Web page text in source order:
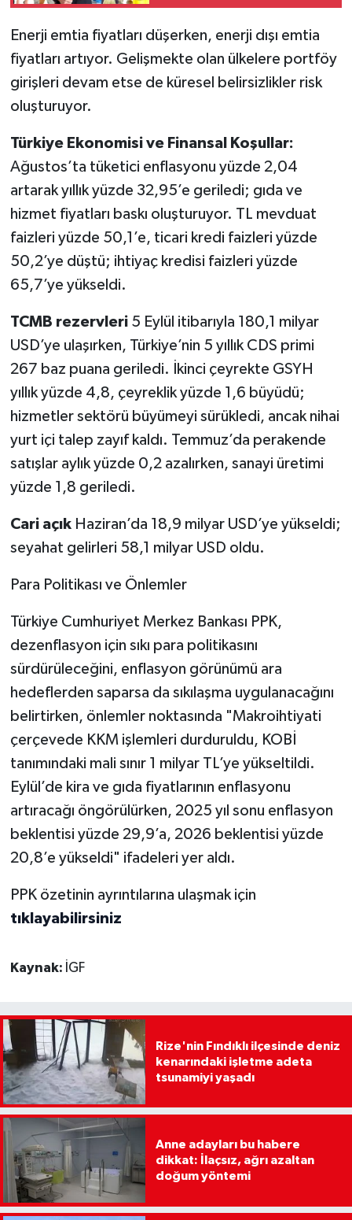
Enerji emtia fiyatları düşerken, enerji dışı emtia
fiyatları artıyor. Gelişmekte olan ülkelere portföy
girişleri devam etse de küresel belirsizlikler risk
oluşturuyor.
Türkiye Ekonomisi ve Finansal Koşullar:
Ağustos’ta tüketici enflasyonu yüzde 2,04
artarak yıllık yüzde 32,95’e geriledi; gıda ve
hizmet fiyatları baskı oluşturuyor. TL mevduat
faizleri yüzde 50,1’e, ticari kredi faizleri yüzde
50,2’ye düştü; ihtiyaç kredisi faizleri yüzde
65,7’ye yükseldi.
TCMB rezervleri 5 Eylül itibarıyla 180,1 milyar
USD’ye ulaşırken, Türkiye’nin 5 yıllık CDS primi
267 baz puana geriledi. İkinci çeyrekte GSYH
yıllık yüzde 4,8, çeyreklik yüzde 1,6 büyüdü;
hizmetler sektörü büyümeyi sürükledi, ancak nihai
yurt içi talep zayıf kaldı. Temmuz’da perakende
satışlar aylık yüzde 0,2 azalırken, sanayi üretimi
yüzde 1,8 geriledi.
Cari açık Haziran’da 18,9 milyar USD’ye yükseldi;
seyahat gelirleri 58,1 milyar USD oldu.
Para Politikası ve Önlemler
Türkiye Cumhuriyet Merkez Bankası PPK,
dezenflasyon için sıkı para politikasını
sürdürüleceğini, enflasyon görünümü ara
hedeflerden saparsa da sıkılaşma uygulanacağını
belirtirken, önlemler noktasında "Makroihtiyati
çerçevede KKM işlemleri durduruldu, KOBİ
tanımındaki mali sınır 1 milyar TL’ye yükseltildi.
Eylül’de kira ve gıda fiyatlarının enflasyonu
artıracağı öngörülürken, 2025 yıl sonu enflasyon
beklentisi yüzde 29,9’a, 2026 beklentisi yüzde
20,8’e yükseldi" ifadeleri yer aldı.
PPK özetinin ayrıntılarına ulaşmak için
tıklayabilirsiniz
Kaynak: İGF
Rize'nin Fındıklı ilçesinde deniz
kenarındaki işletme adeta
tsunamiyi yaşadı
Anne adayları bu habere
dikkat: İlaçsız, ağrı azaltan
doğum yöntemi